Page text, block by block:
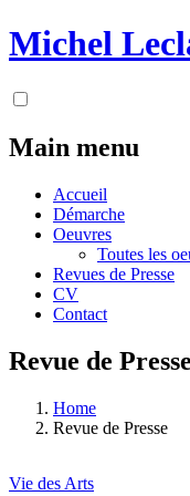
Skip to main content
Michel
Main menu
Accueil
Démarche
Oeuvres
Toutes les
Revues de Presse
CV
Contact
Revue de Presse
Home
Revue de Presse
Vie des Arts